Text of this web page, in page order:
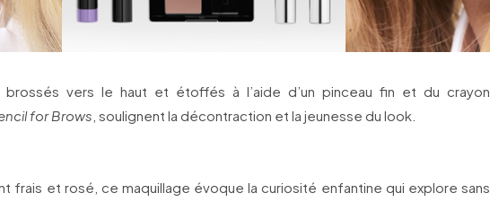
brossés vers le haut et étoffés à l’aide d’un pinceau fin et du crayon
for Brows , soulignent la décontraction et la jeunesse du look.
frais et rosé, ce maquillage évoque la curiosité enfantine qui explore sans